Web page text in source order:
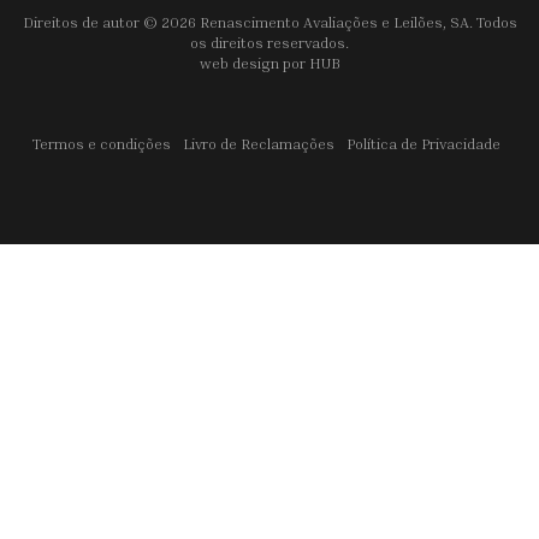
Direitos de autor © 2026 Renascimento Avaliações e Leilões, SA. Todos
os direitos reservados.
web design por HUB
Termos e condições Livro de Reclamações Política de Privacidade